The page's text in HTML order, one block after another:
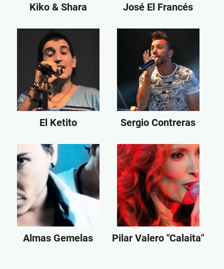
Kiko & Shara José El Francés
El Ketito Sergio Contreras
Almas Gemelas Pilar Valero "Calaita"